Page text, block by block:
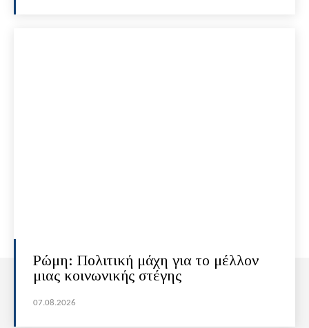
Ρώμη: Πολιτική μάχη για το μέλλον
μιας κοινωνικής στέγης
07.08.2026